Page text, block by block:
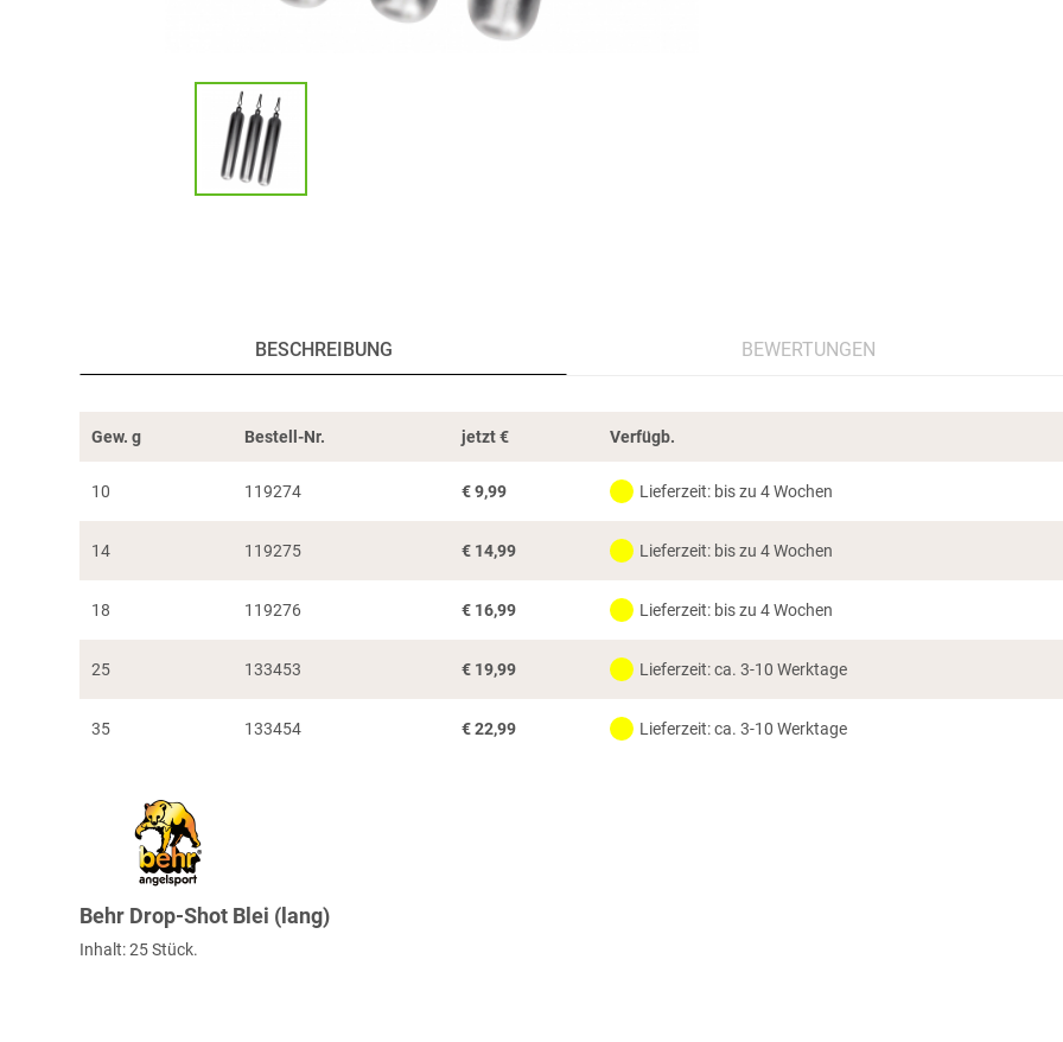
BESCHREIBUNG BEWERTUNGEN
Gew. g Bestell-Nr. jetzt€ Verfügb.
10 119274 €9,99 Lieferzeit: bis zu 4 Wochen
14 119275 € 14,99 Lieferzeit: bis zu 4 Wochen
18 119276 € 16,99 Lieferzeit: bis zu 4 Wochen
25 133453 € 19,99 Lieferzeit: ca. 3-10 Werktage
35 133454 €22,99 Lieferzeit: ca. 3-10 Werktage
Behr Drop-Shot Blei (lang)
Inhalt: 25 Stück.